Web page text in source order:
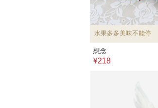
水果多多美味不能停
想念
¥218